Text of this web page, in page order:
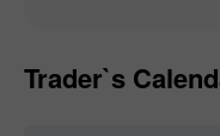
Trader`s